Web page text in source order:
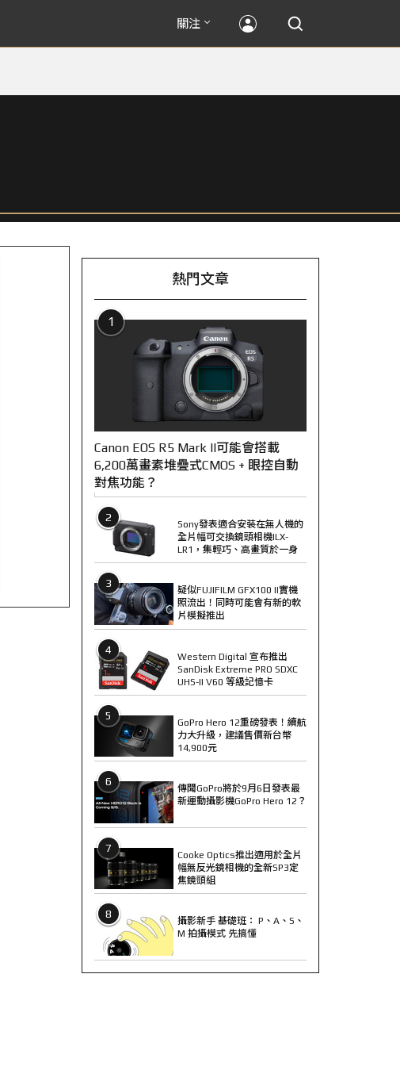
關注
熱門文章
1
Canon EOS R5 Mark II可能會搭載
6,200萬畫素堆疊式CMOS + 眼控自動
對焦功能？
2
Sony發表適合安裝在無人機的
全片幅可交換鏡頭相機ILX-
LR1，集輕巧、高畫質於一身
3
疑似FUJIFILM GFX100 II實機
照流出！同時可能會有新的軟
片模擬推出
4
Western Digital 宣布推出
SanDisk Extreme PRO SDXC
UHS-II V60 等級記憶卡
5
GoPro Hero 12重磅發表！續航
力大升級，建議售價新台幣
14,900元
6
傳聞GoPro將於9月6日發表最
新運動攝影機GoPro Hero 12？
7
Cooke Optics推出適用於全片
幅無反光鏡相機的全新SP3定
焦鏡頭組
8
攝影新手 基礎班： P、A、S、
M 拍攝模式 先搞懂